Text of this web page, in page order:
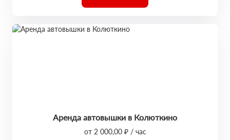
Аренда автовышки в Колюткино
от 2 000,00 ₽ / час